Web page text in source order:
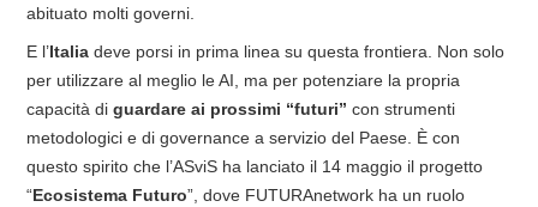
abituato molti governi.
E l’Italia deve porsi in prima linea su questa frontiera. Non solo
per utilizzare al meglio le AI, ma per potenziare la propria
capacità di guardare ai prossimi “futuri” con strumenti
metodologici e di governance a servizio del Paese. È con
questo spirito che l’ASviS ha lanciato il 14 maggio il progetto
“Ecosistema Futuro”, dove FUTURAnetwork ha un ruolo